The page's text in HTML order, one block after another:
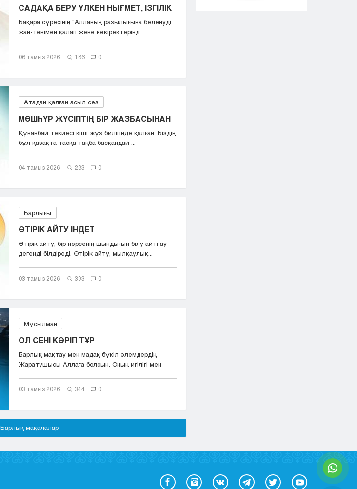
САДАҚА БЕРУ ҮЛКЕН НЫҒМЕТ, ІЗГІЛІК
Бақара сүресінің “Aлланың разылығына бөленуді
жан-тәнімен қалап және көкіректерінд...
06 тамыз 2026 186 0
Атадан қалған асыл сөз
МӘШҺҮР ЖҮСІПТІҢ БІР ЖАЗБАСЫНАН
Құнанбай тәкиесі кіші жүз билігінде қалған. Біздің
бұл қазақта тасқа таңба басқандай ...
04 тамыз 2026 283 0
Барлығы
ӨТІРІК АЙТУ ІНДЕТ
Өтірік айту, бір нәрсенің шындығын білу айтпау
дегенді білдіреді. Өтірік айту, мылқаулық...
03 тамыз 2026 393 0
Мұсылман
ОЛ СЕНІ КӨРІП ТҰР
Барлық мақтау мен мадақ бүкіл әлемдердің
Жаратушысы Аллаға болсын. Оның игілігі мен
03 тамыз 2026 344 0
Барлық мақалалар